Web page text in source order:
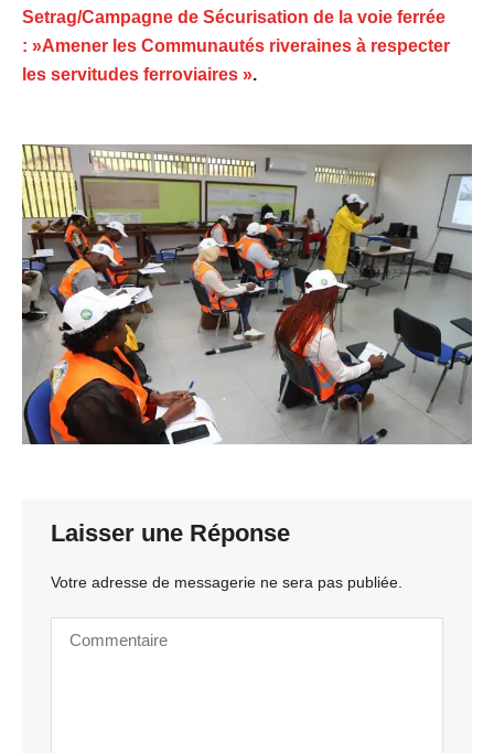
Setrag/Campagne de Sécurisation de la voie ferrée
: »Amener les Communautés riveraines à respecter
les servitudes ferroviaires ».
Laisser une Réponse
Votre adresse de messagerie ne sera pas publiée.